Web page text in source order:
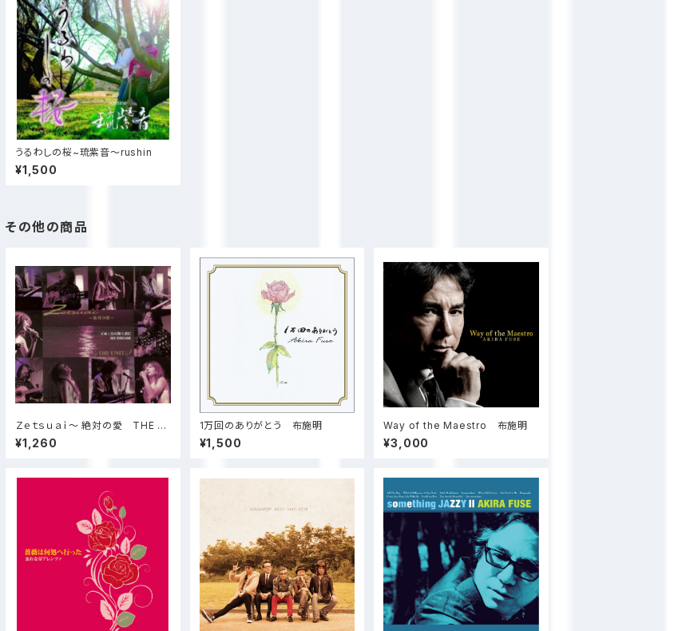
うるわしの桜~琉紫音〜rushin
¥1,500
その他の商品
Ｚｅｔｓｕａｉ〜 絶対の愛 THE U
NIT
¥1,260
1万回のありがとう 布施明
¥1,500
Way of the Maestro 布施明
¥3,000